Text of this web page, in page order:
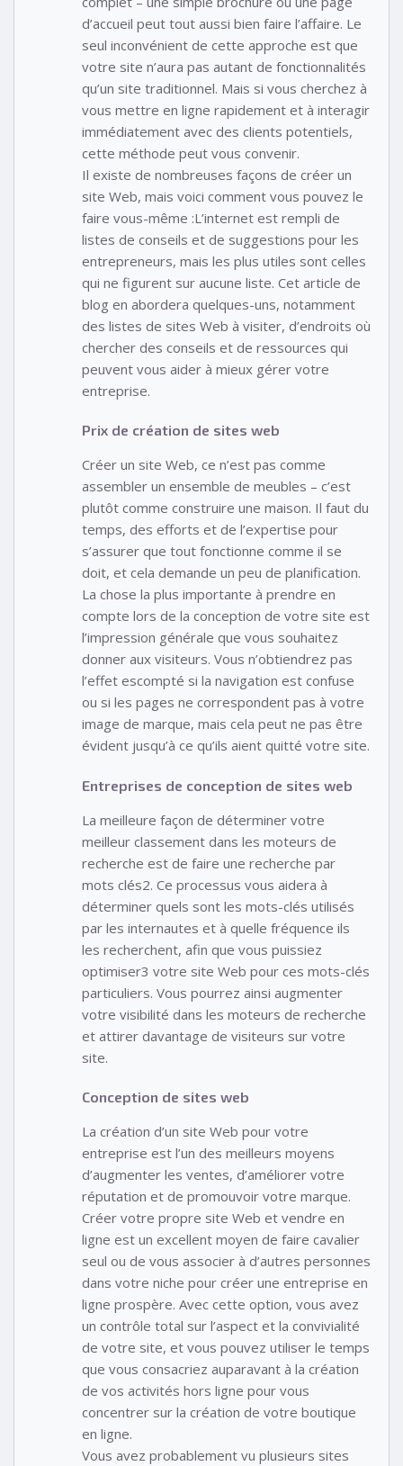
d’accueil peut tout aussi bien faire l’affaire. Le
seul inconvénient de cette approche est que
votre site n’aura pas autant de fonctionnalités
qu’un site traditionnel. Mais si vous cherchez à
vous mettre en ligne rapidement et à interagir
immédiatement avec des clients potentiels,
cette méthode peut vous convenir.
Il existe de nombreuses façons de créer un
site Web, mais voici comment vous pouvez le
faire vous-même :L’internet est rempli de
listes de conseils et de suggestions pour les
entrepreneurs, mais les plus utiles sont celles
qui ne figurent sur aucune liste. Cet article de
blog en abordera quelques-uns, notamment
des listes de sites Web à visiter, d’endroits où
chercher des conseils et de ressources qui
peuvent vous aider à mieux gérer votre
entreprise.
Prix de création de sites web
Créer un site Web, ce n’est pas comme
assembler un ensemble de meubles – c’est
plutôt comme construire une maison. Il faut du
temps, des efforts et de l’expertise pour
s’assurer que tout fonctionne comme il se
doit, et cela demande un peu de planification.
La chose la plus importante à prendre en
compte lors de la conception de votre site est
l’impression générale que vous souhaitez
donner aux visiteurs. Vous n’obtiendrez pas
l’effet escompté si la navigation est confuse
ou si les pages ne correspondent pas à votre
image de marque, mais cela peut ne pas être
évident jusqu’à ce qu’ils aient quitté votre site.
Entreprises de conception de sites web
La meilleure façon de déterminer votre
meilleur classement dans les moteurs de
recherche est de faire une recherche par
mots clés2. Ce processus vous aidera à
déterminer quels sont les mots-clés utilisés
par les internautes et à quelle fréquence ils
les recherchent, afin que vous puissiez
optimiser3 votre site Web pour ces mots-clés
particuliers. Vous pourrez ainsi augmenter
votre visibilité dans les moteurs de recherche
et attirer davantage de visiteurs sur votre
site.
Conception de sites web
La création d’un site Web pour votre
entreprise est l’un des meilleurs moyens
d’augmenter les ventes, d’améliorer votre
réputation et de promouvoir votre marque.
Créer votre propre site Web et vendre en
ligne est un excellent moyen de faire cavalier
seul ou de vous associer à d’autres personnes
dans votre niche pour créer une entreprise en
ligne prospère. Avec cette option, vous avez
un contrôle total sur l’aspect et la convivialité
de votre site, et vous pouvez utiliser le temps
que vous consacriez auparavant à la création
de vos activités hors ligne pour vous
concentrer sur la création de votre boutique
en ligne.
Vous avez probablement vu plusieurs sites